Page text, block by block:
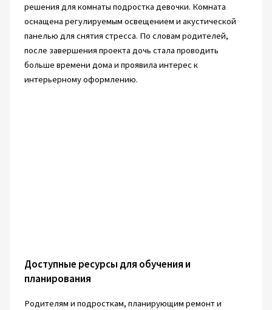
решения для комнаты подростка девочки. Комната
оснащена регулируемым освещением и акустической
панелью для снятия стресса. По словам родителей,
после завершения проекта дочь стала проводить
больше времени дома и проявила интерес к
интерьерному оформлению.
Доступные ресурсы для обучения и
планирования
Родителям и подросткам, планирующим ремонт и